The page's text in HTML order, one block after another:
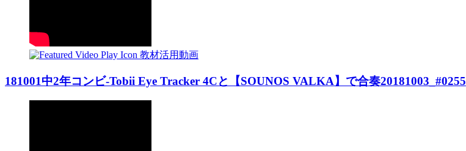
教材活用動画
181001中2年コンビ-Tobii Eye Tracker 4Cと【SOUNOS VALKA】で合奏20181003_#0255